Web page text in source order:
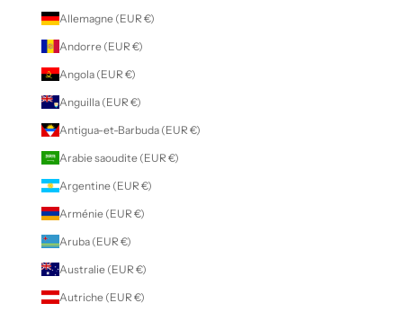
Allemagne (EUR €)
Andorre (EUR €)
Angola (EUR €)
Anguilla (EUR €)
Antigua-et-Barbuda (EUR €)
Arabie saoudite (EUR €)
Argentine (EUR €)
Arménie (EUR €)
Aruba (EUR €)
Australie (EUR €)
Autriche (EUR €)